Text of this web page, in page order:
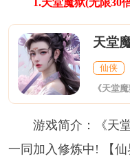
1.天堂魔狱(无限30
仙侠
游戏简介：《天
一同加入修炼中! 【